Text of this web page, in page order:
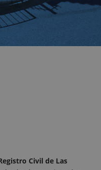
Civil de Las